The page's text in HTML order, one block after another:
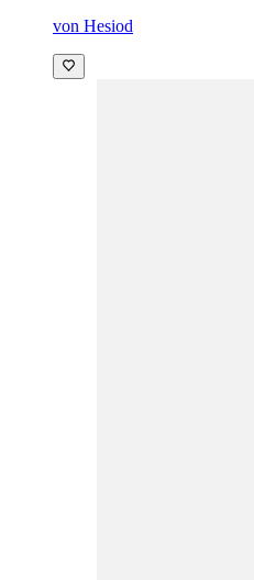
von Hesiod